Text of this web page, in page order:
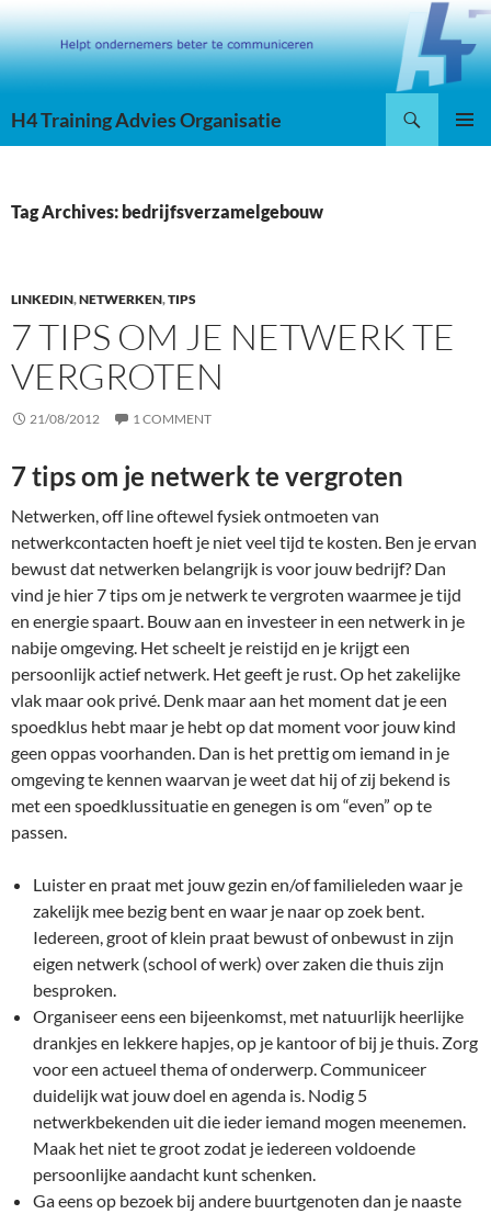
Skip
to
content
H4 Training Advies Organisatie
Tag Archives: bedrijfsverzamelgebouw
LINKEDIN,NETWERKEN,TIPS
7 TIPS OM JE NETWERK TE
VERGROTEN
21/08/2012 1 COMMENT
7 tips om je netwerk te vergroten
Netwerken, off line oftewel fysiek ontmoeten van
netwerkcontacten hoeft je niet veel tijd te kosten. Ben je ervan
bewust dat netwerken belangrijk is voor jouw bedrijf? Dan
vind je hier 7 tips om je netwerk te vergroten waarmee je tijd
en energie spaart. Bouw aan en investeer in een netwerk in je
nabije omgeving. Het scheelt je reistijd en je krijgt een
persoonlijk actief netwerk. Het geeft je rust. Op het zakelijke
vlak maar ook privé. Denk maar aan het moment dat je een
spoedklus hebt maar je hebt op dat moment voor jouw kind
geen oppas voorhanden. Dan is het prettig om iemand in je
omgeving te kennen waarvan je weet dat hij of zij bekend is
met een spoedklussituatie en genegen is om “even” op te
passen.
Luister en praat met jouw gezin en/of familieleden waar je
zakelijk mee bezig bent en waar je naar op zoek bent.
Iedereen, groot of klein praat bewust of onbewust in zijn
eigen netwerk (school of werk) over zaken die thuis zijn
besproken.
Organiseer eens een bijeenkomst, met natuurlijk heerlijke
drankjes en lekkere hapjes, op je kantoor of bij je thuis. Zorg
voor een actueel thema of onderwerp. Communiceer
duidelijk wat jouw doel en agenda is. Nodig 5
netwerkbekenden uit die ieder iemand mogen meenemen.
Maak het niet te groot zodat je iedereen voldoende
persoonlijke aandacht kunt schenken.
Ga eens op bezoek bij andere buurtgenoten dan je naaste